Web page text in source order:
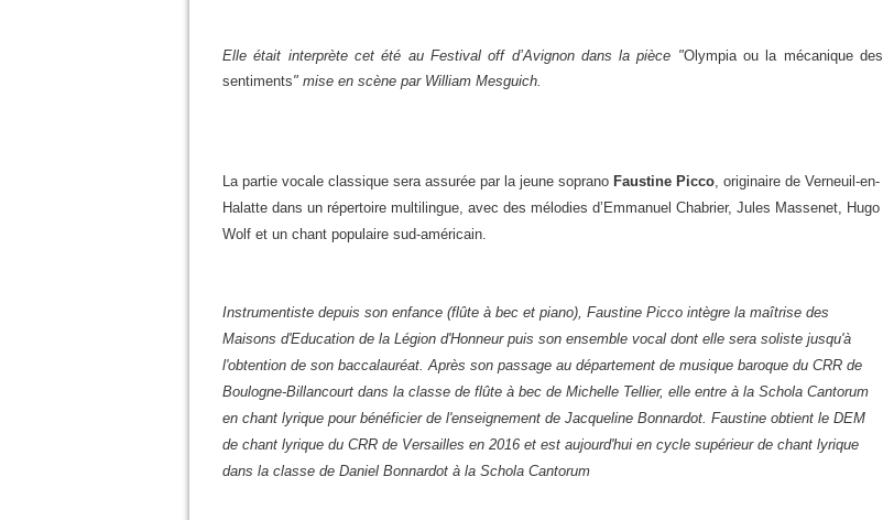
Elle était interprète cet été au Festival off d’Avignon dans la pièce "Olympia ou la mécanique des
sentiments" mise en scène par William Mesguich.
La partie vocale classique sera assurée par la jeune soprano Faustine Picco, originaire de Verneuil-en-
Halatte dans un répertoire multilingue, avec des mélodies d’Emmanuel Chabrier, Jules Massenet, Hugo
Wolf et un chant populaire sud-américain.
Instrumentiste depuis son enfance (flûte à bec et piano), Faustine Picco intègre la maîtrise des
Maisons d'Education de la Légion d'Honneur puis son ensemble vocal dont elle sera soliste jusqu'à
l'obtention de son baccalauréat. Après son passage au département de musique baroque du CRR de
Boulogne-Billancourt dans la classe de flûte à bec de Michelle Tellier, elle entre à la Schola Cantorum
en chant lyrique pour bénéficier de l'enseignement de Jacqueline Bonnardot. Faustine obtient le DEM
de chant lyrique du CRR de Versailles en 2016 et est aujourd'hui en cycle supérieur de chant lyrique
dans la classe de Daniel Bonnardot à la Schola Cantorum